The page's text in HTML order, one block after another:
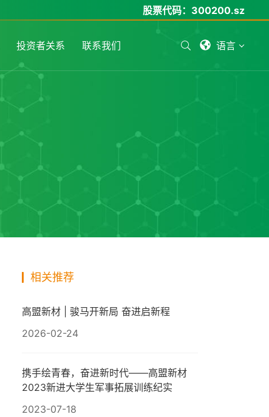
股票代码： 300200.sz
投资者关系 联系我们 语言
相关推荐
高盟新材 | 骏马开新局 奋进启新程
2026-02-24
携手绘青春，奋进新时代——高盟新材
2023新进大学生军事拓展训练纪实
2023-07-18